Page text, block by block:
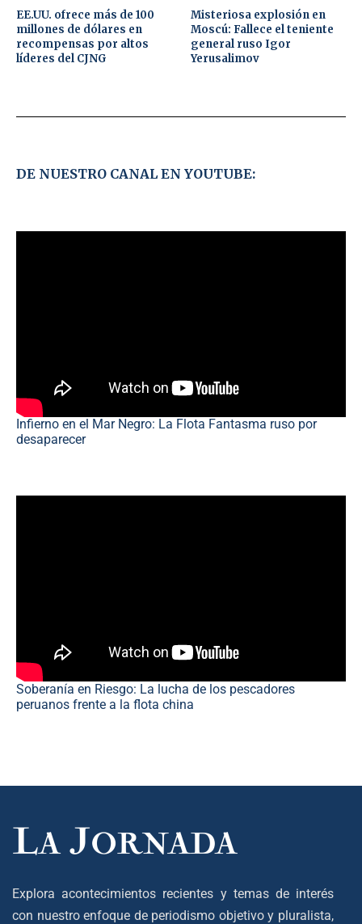
EE.UU. ofrece más de 100
millones de dólares en
recompensas por altos
líderes del CJNG
Misteriosa explosión en
Moscú: Fallece el teniente
general ruso Igor
Yerusalimov
DE NUESTRO CANAL EN YOUTUBE:
Infierno en el Mar Negro: La Flota Fantasma ruso por
desaparecer
Soberanía en Riesgo: La lucha de los pescadores
peruanos frente a la flota china
Explora acontecimientos recientes y temas de interés
con nuestro enfoque de periodismo objetivo y pluralista,